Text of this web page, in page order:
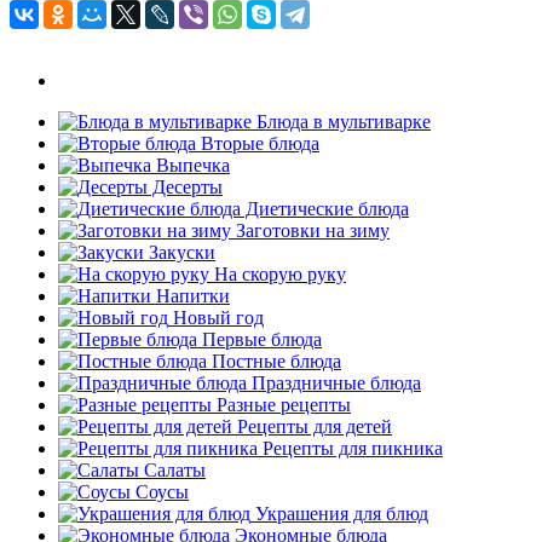
Блюда в мультиварке
Вторые блюда
Выпечка
Десерты
Диетические блюда
Заготовки на зиму
Закуски
На скорую руку
Напитки
Новый год
Первые блюда
Постные блюда
Праздничные блюда
Разные рецепты
Рецепты для детей
Рецепты для пикника
Салаты
Соусы
Украшения для блюд
Экономные блюда